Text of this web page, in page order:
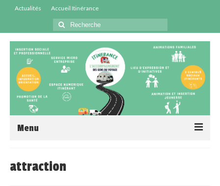
Actualités Accueil Itinérance
Menu
attraction